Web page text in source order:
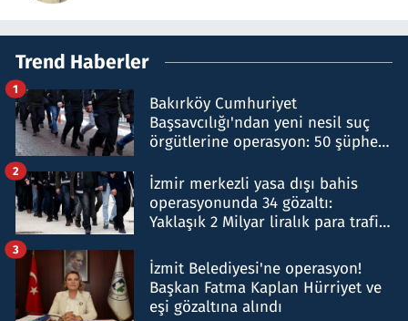
Trend Haberler
Bakırköy Cumhuriyet
Başsavcılığı'ndan yeni nesil suç
örgütlerine operasyon: 50 şüpheli
1
İzmir merkezli yasa dışı bahis
operasyonunda 34 gözaltı:
Yaklaşık 2 Milyar liralık para trafiği
2
İzmit Belediyesi'ne operasyon!
Başkan Fatma Kaplan Hürriyet ve
eşi gözaltına alındı
3